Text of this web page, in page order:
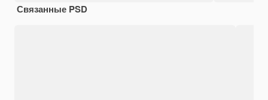
Связанные PSD